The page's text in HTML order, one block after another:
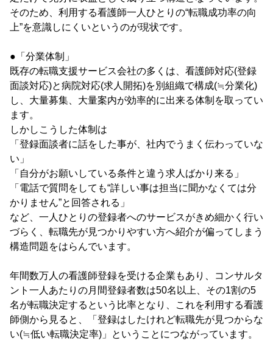
そのため、利用する看護師一人ひとりの“転職成功率の向
上”を意識しにくいというのが現状です。
●「分業体制」
既存の転職支援サービス会社の多くは、看護師対応(登録
面談対応)と病院対応(求人開拓)を別組織で構成(≒分業化)
し、大量募集、大量案内が効率的に出来る体制を取ってい
ます。
しかしこうした体制は
「登録面談者に話をした事が、社内でうまく伝わっていな
い」
「自分がお願いしている条件と違う求人ばかり来る」
「電話で質問をしても“詳しい事は担当に聞かなくては分
かりません”と回答される」
など、一人ひとりの登録者へのサービスがきめ細かく行い
づらく、転職先が見つかりやすい方へ紹介が偏ってしまう
構造問題をはらんでいます。
年間数万人の看護師登録を受ける企業もあり、コンサルタ
ント一人あたりの月間登録者数は50名以上、その1割の5
名が転職決定するという比率となり、これを利用する看護
師側から見ると、「登録はしたけれど転職先が見つからな
い(≒低い転職決定率)」ということにつながっています。